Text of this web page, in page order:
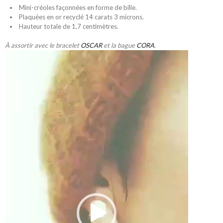
Mini-créoles façonnées en forme de bille.
Plaquées en or recyclé 14 carats 3 microns.
Hauteur totale de 1,7 centimètres.
À assortir avec le braceletOSCARet la bagueCORA.